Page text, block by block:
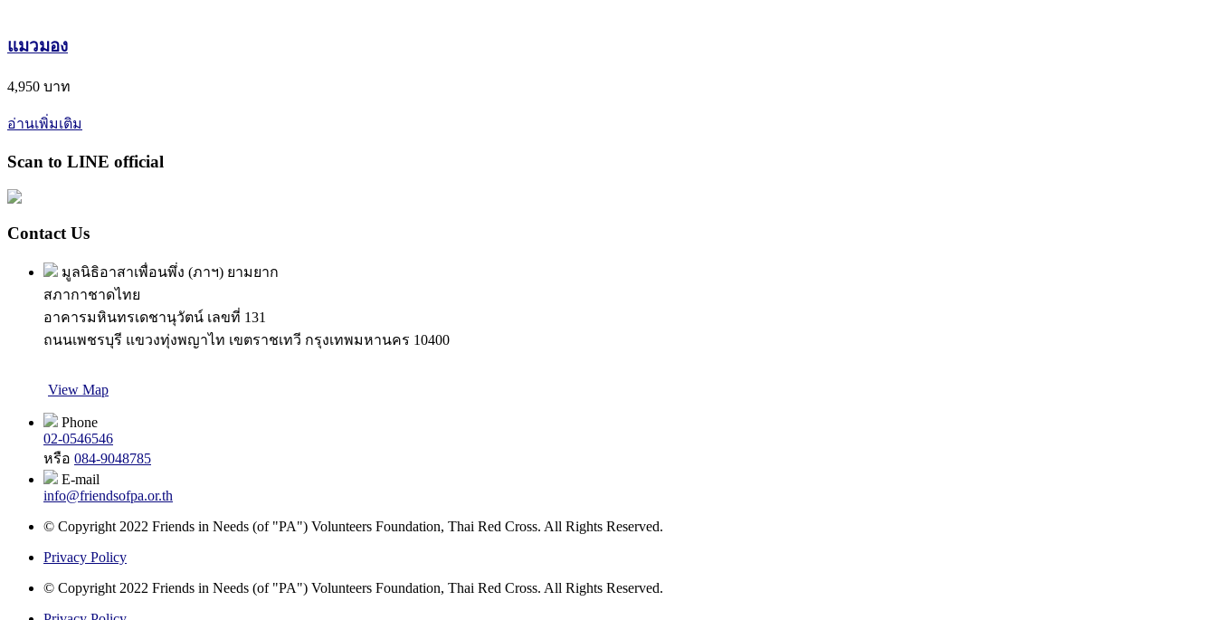
แมวมอง
4,950 บาท
อ่านเพิ่มเติม
Scan to LINE official
Contact Us
มูลนิธิอาสาเพื่อนพึ่ง (ภาฯ) ยามยาก
สภากาชาดไทย
อาคารมหินทรเดชานุวัตน์ เลขที่ 131
ถนนเพชรบุรี แขวงทุ่งพญาไท เขตราชเทวี กรุงเทพมหานคร 10400
View Map
Phone
02-0546546
หรือ 084-9048785
E-mail
info@friendsofpa.or.th
© Copyright 2022 Friends in Needs (of "PA") Volunteers Foundation, Thai Red Cross. All Rights Reserved.
Privacy Policy
© Copyright 2022 Friends in Needs (of "PA") Volunteers Foundation, Thai Red Cross. All Rights Reserved.